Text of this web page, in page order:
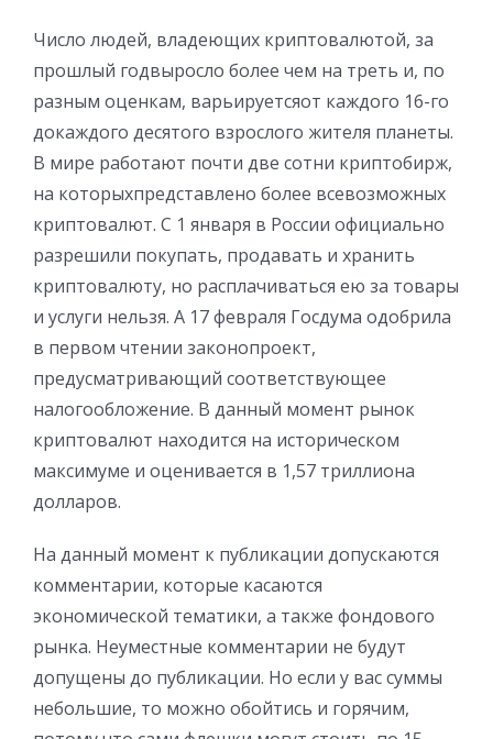
Число людей, владеющих криптовалютой, за
прошлый годвыросло более чем на треть и, по
разным оценкам, варьируетсяот каждого 16-го
докаждого десятого взрослого жителя планеты.
В мире работают почти две сотни криптобирж,
на которыхпредставлено более всевозможных
криптовалют. С 1 января в России официально
разрешили покупать, продавать и хранить
криптовалюту, но расплачиваться ею за товары
и услуги нельзя. А 17 февраля Госдума одобрила
в первом чтении законопроект,
предусматривающий соответствующее
налогообложение. В данный момент рынок
криптовалют находится на историческом
максимуме и оценивается в 1,57 триллиона
долларов.
На данный момент к публикации допускаются
комментарии, которые касаются
экономической тематики, а также фондового
рынка. Неуместные комментарии не будут
допущены до публикации. Но если у вас суммы
небольшие, то можно обойтись и горячим,